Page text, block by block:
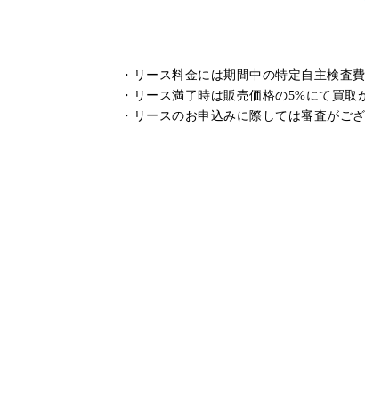
・リース料金には期間中の特定自主検査
・リース満了時は販売価格の5%にて買
・リースのお申込みに際しては審査がご